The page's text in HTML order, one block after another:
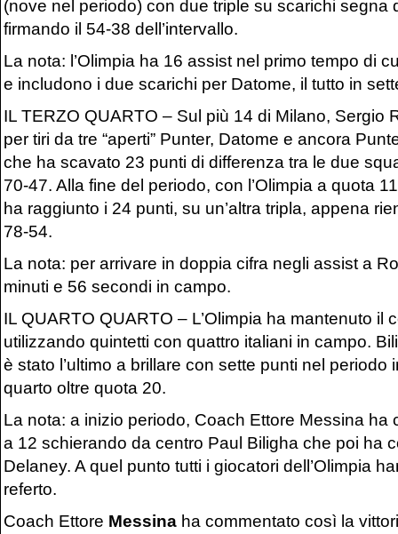
(nove nel periodo) con due triple su scarichi segna
firmando il 54-38 dell’intervallo.
La nota: l’Olimpia ha 16 assist nel primo tempo di
e includono i due scarichi per Datome, il tutto in
IL TERZO QUARTO – Sul più 14 di Milano, Sergio
per tiri da tre “aperti” Punter, Datome e ancora
che ha scavato 23 punti di differenza tra le due
70-47. Alla fine del periodo, con l’Olimpia a quota
ha raggiunto i 24 punti, su un’altra tripla, appena
78-54.
La nota: per arrivare in doppia cifra negli assist a
minuti e 56 secondi in campo.
IL QUARTO QUARTO – L’Olimpia ha mantenuto il
utilizzando quintetti con quattro italiani in campo.
è stato l’ultimo a brillare con sette punti nel periodo
quarto oltre quota 20.
La nota: a inizio periodo, Coach Ettore Messina ha
a 12 schierando da centro Paul Biligha che poi ha
Delaney. A quel punto tutti i giocatori dell’Olimpia
referto.
Coach Ettore Messina ha commentato così la